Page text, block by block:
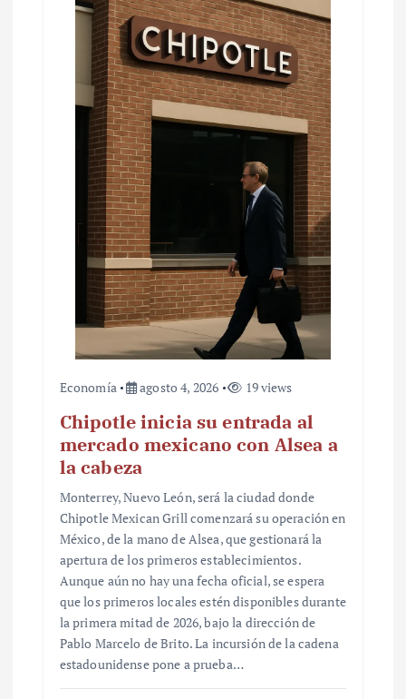
Economía agosto 4, 2026 19 views
Chipotle inicia su entrada al
mercado mexicano con Alsea a
la cabeza
Monterrey, Nuevo León, será la ciudad donde
Chipotle Mexican Grill comenzará su operación en
México, de la mano de Alsea, que gestionará la
apertura de los primeros establecimientos.
Aunque aún no hay una fecha oficial, se espera
que los primeros locales estén disponibles durante
la primera mitad de 2026, bajo la dirección de
Pablo Marcelo de Brito. La incursión de la cadena
estadounidense pone a prueba…